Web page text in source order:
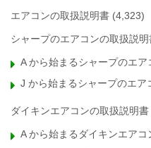
エアコンの取扱説明書 (4,323)
シャープのエアコンの取扱説明
A から始まるシャープのエア
J から始まるシャープのエア
ダイキンエアコンの取扱説明書
A から始まるダイキンエアコ